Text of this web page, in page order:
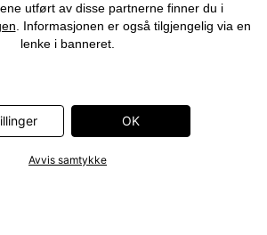
utført av disse partnerne finner du i
. Informasjonen er også tilgjengelig via en
lenke i banneret.
OK
Avvis samtykke